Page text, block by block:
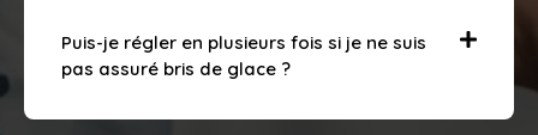
Puis-je régler en plusieurs fois si je ne suis
pas assuré bris de glace ?